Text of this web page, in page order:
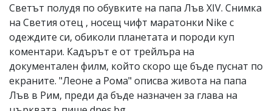
носи
отговорност
тях!
Ако
откриете
обиден
за
вас
коментар,
Светът полудя по обувките на папа Лъв XIV. Снимка
на Светия отец , носещ чифт маратонки Nike с
одеждите си, обиколи планетата и породи куп
коментари. Кадърът е от трейлъра на
документален филм, който скоро ще бъде пуснат по
екраните. "Леоне а Рома" описва живота на папа
Лъв в Рим, преди да бъде назначен за глава на